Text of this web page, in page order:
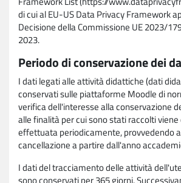
di cui al EU-US Data Privacy Framework
Decisione della Commissione UE 2023/
2023.
Periodo di conservazione dei
I dati legati alle attività didattiche (dati
conservati sulle piattaforme Moodle di
verifica dell'interesse alla conservazione
alle finalità per cui sono stati raccolti
effettuata periodicamente, provvedendo
cancellazione a partire dall'anno
I dati del tracciamento delle attività
sono conservati per 365 giorni.